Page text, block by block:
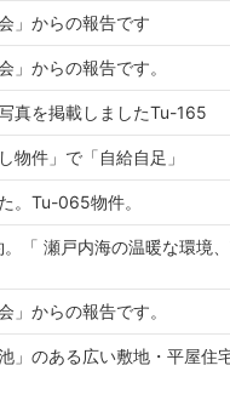
」からの報告です
」からの報告です。
真を掲載しましたTu-165
物件」で「自給自足」
。Tu-065物件。
「 瀬戸内海の温暖な環境
」からの報告です。
」のある広い敷地・平屋